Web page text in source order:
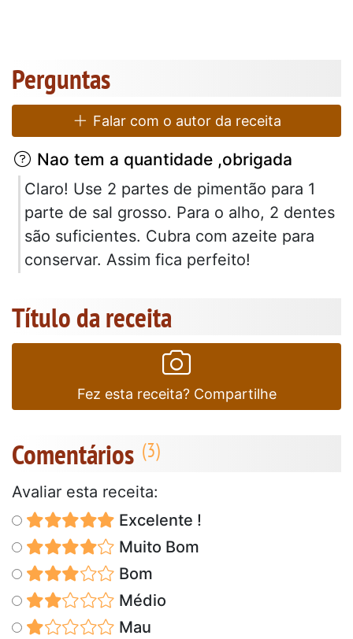
Perguntas
Falar com o autor da receita
Nao tem a quantidade ,obrigada
Claro! Use 2 partes de pimentão para 1
parte de sal grosso. Para o alho, 2 dentes
são suficientes. Cubra com azeite para
conservar. Assim fica perfeito!
Título da receita
Fez esta receita? Compartilhe
Comentários
Avaliar esta receita:
Excelente !
Muito Bom
Bom
Médio
Mau